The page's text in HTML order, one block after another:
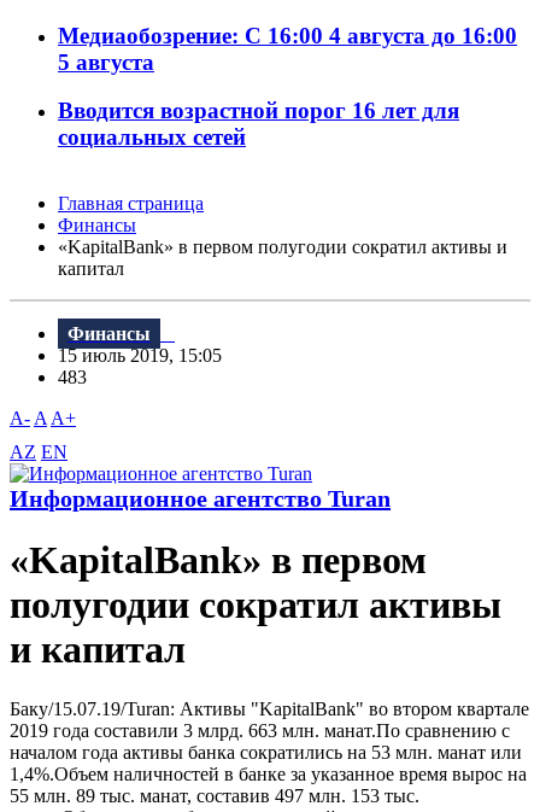
Медиаобозрение: С 16:00 4 августа до 16:00
5 августа
Вводится возрастной порог 16 лет для
социальных сетей
Главная страница
Финансы
«KapitalBank» в первом полугодии сократил активы и
капитал
Финансы
15 июль 2019, 15:05
483
A- A A+
AZ EN
Информационное агентство Turan
«KapitalBank» в первом
полугодии сократил активы
и капитал
Баку/15.07.19/Turan: Активы "KapitalBank" во втором квартале
2019 года составили 3 млрд. 663 млн. манат.По сравнению с
началом года активы банка сократились на 53 млн. манат или
1,4%.Объем наличностей в банке за указанное время вырос на
55 млн. 89 тыс. манат, составив 497 млн. 153 тыс.